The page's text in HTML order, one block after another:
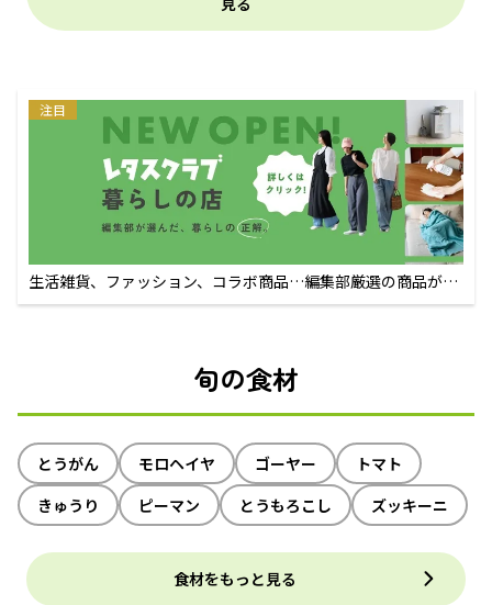
注目
生活雑貨、ファッション、コラボ商品…編集部厳選の商品が買
えるECサイト
旬の食材
とうがん モロヘイヤ ゴーヤー
トマト
きゅうり
ピーマン とうもろこし ズッキーニ
食材をもっと見る